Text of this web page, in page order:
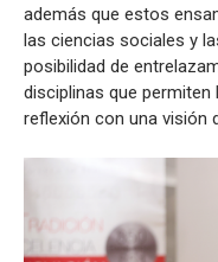
además que estos
las ciencias sociales y
posibilidad de
disciplinas que
reflexión con una visión